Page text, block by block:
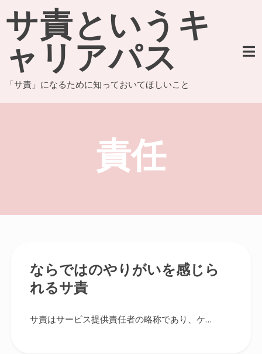
to
content
サ責というキ
ャリアパス
「サ責」になるために知っておいてほしいこと
責任
ならではのやりがいを感じら
れるサ責
サ責はサービス提供責任者の略称であり、ケ…